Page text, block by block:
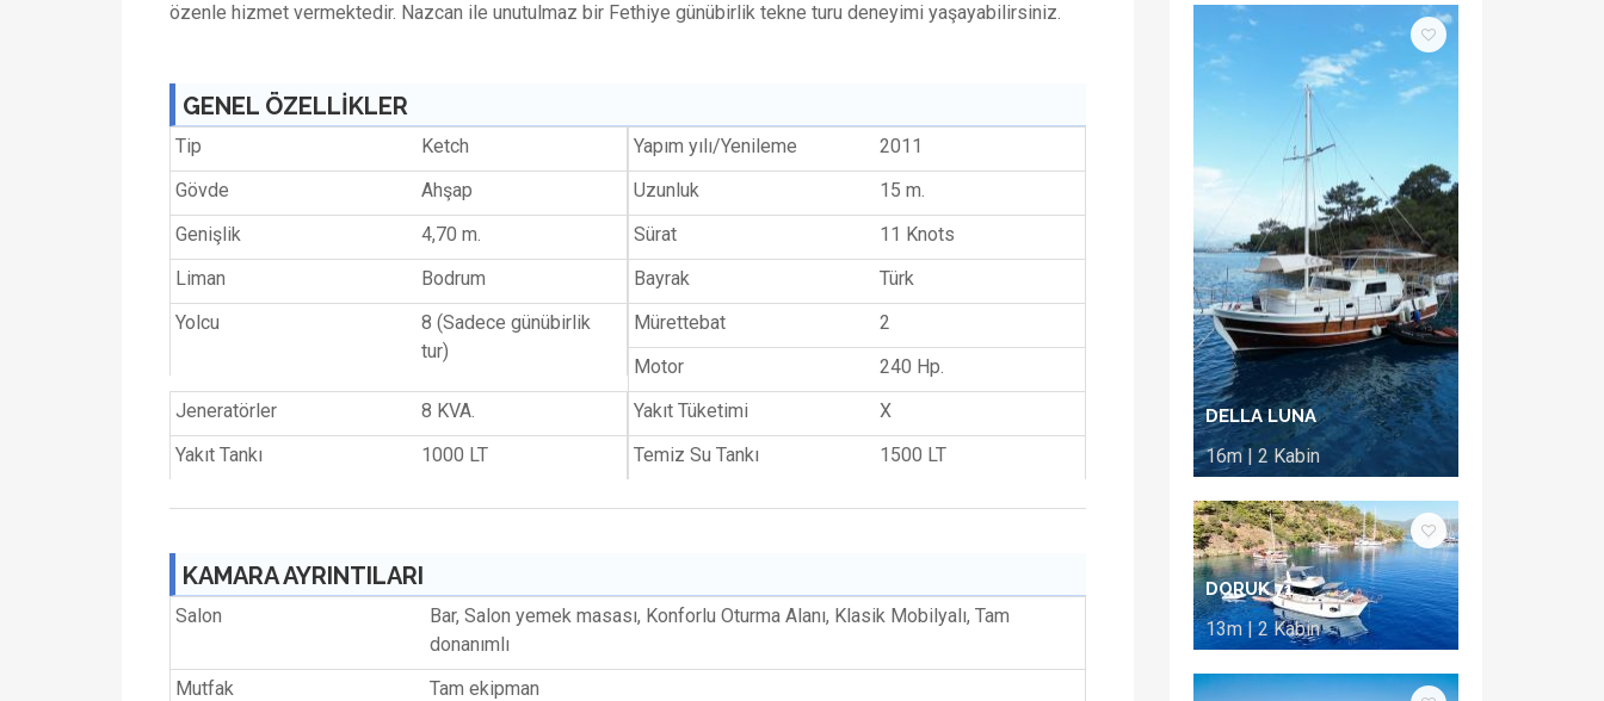
özenle hizmet vermektedir. Nazcan ile unutulmaz bir Fethiye günübirlik tekne turu deneyimi yaşayabilirsiniz.
GENEL ÖZELLİKLER
Tip Ketch Yapım yılı/Yenileme
2011
Gövde
Ahşap Uzunluk
15 m.
Genişlik
4,70 m. Sürat
11 Knots
Liman
Bodrum Bayrak
Türk
Yolcu
8 (Sadece günübirlik
tur)
Mürettebat
2
Motor
240 Hp.
Jeneratörler
8 KVA. Yakıt Tüketimi
X
Yakıt Tankı
1000 LT Temiz Su Tankı 1500 LT
KAMARA AYRINTILARI
Salon
Bar, Salon yemek masası, Konforlu Oturma Alanı, Klasik Mobilyalı, Tam
donanımlı
Mutfak
Tam ekipman
DELLA LUNA
16m | 2 Kabin
DORUK 71
13m | 2 Kabin